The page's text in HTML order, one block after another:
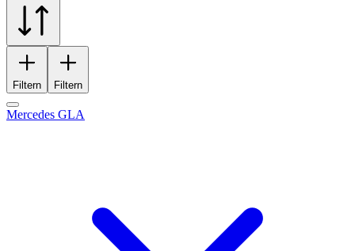
Filtern Filtern
Mercedes GLA